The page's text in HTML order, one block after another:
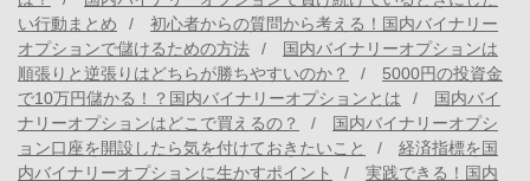
い行動まとめ
初心者からの質問から考える！国内バイナリー
オプションで儲けるための方法
国内バイナリーオプションは
順張りと逆張りはどちらが勝ちやすいのか？
5000円の投資金
で10万円儲かる！？国内バイナリーオプションとは
国内バイ
ナリーオプションはどこで買えるの？
国内バイナリーオプシ
ョン口座を開設したら気を付けておきたいこと
経済指標を国
内バイナリーオプションに生かすポイント
実践できる！国内